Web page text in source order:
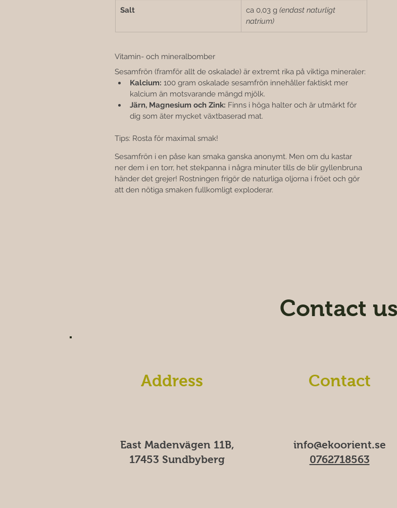
Salt ca 0,03 g (endast naturligt
natrium)
Vitamin- och mineralbomber
Sesamfrön (framför allt de oskalade) är extremt rika på viktiga mineraler:
Kalcium: 100 gram oskalade sesamfrön innehåller faktiskt mer
kalcium än motsvarande mängd mjölk.
Järn, Magnesium och Zink: Finns i höga halter och är utmärkt för
dig som äter mycket växtbaserad mat.
Tips: Rosta för maximal smak!
Sesamfrön i en påse kan smaka ganska anonymt. Men om du kastar
ner dem i en torr, het stekpanna i några minuter tills de blir gyllenbruna
händer det grejer! Rostningen frigör de naturliga oljorna i fröet och gör
att den nötiga smaken fullkomligt exploderar.
Contact us
Address
East Madenvägen 11B,
17453 Sundbyberg
Contact
info@ekoorient.se
0762718563